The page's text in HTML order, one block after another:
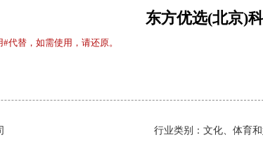
东方优选(北京)
代替，如需使用，请还原。
行业类别：文化、体育